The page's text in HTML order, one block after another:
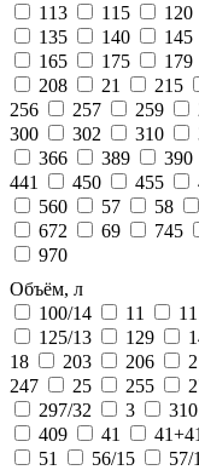
113
115 120
135
140 145
165
175 179
208
21 215
256
257 259
300
302 310
366
389 390
441
450 455
560
57 58
672
69 745
970
Объём, л
100/14
11
125/13
129
18
203 206
247
25 255
297/32
3 310
409
41
51
56/15 57/